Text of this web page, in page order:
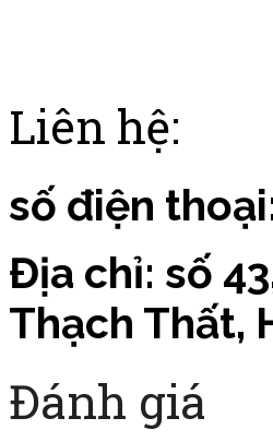
Liên hệ:
số điện
Địa chỉ: số
Thạch Thất,
Đánh giá